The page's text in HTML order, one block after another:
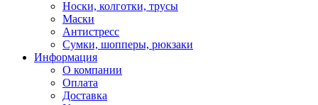
Носки, колготки, трусы
Маски
Антистресс
Сумки, шопперы, рюкзаки
Информация
О компании
Оплата
Доставка